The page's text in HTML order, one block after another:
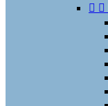
 